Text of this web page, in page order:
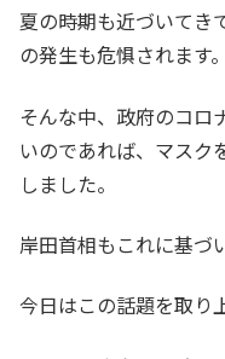
夏の時期も近づいてき
の発生も危惧されます。
そんな中、政府のコロ
いのであれば、マスク
しました。
岸田首相もこれに基づ
今日はこの話題を取り